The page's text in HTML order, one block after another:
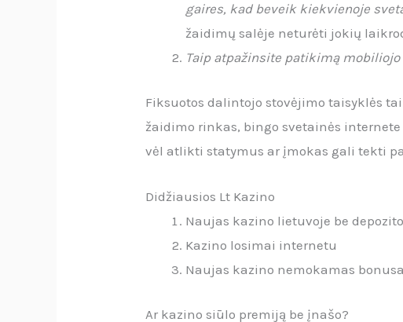
gaires, kad beveik kiekvienoje
žaidimų salėje neturėti jokių
Taip atpažinsite patikimą
Fiksuotos dalintojo stovėjimo taisyklės
žaidimo rinkas, bingo svetainės
vėl atlikti statymus ar įmokas gali tekti
Didžiausios Lt Kazino
Naujas kazino lietuvoje be
Kazino losimai internetu
Naujas kazino nemokamas
Ar kazino siūlo premiją be įnašo?